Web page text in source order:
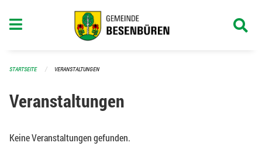
STARTSEITE VERANSTALTUNGEN
Veranstaltungen
Keine Veranstaltungen gefunden.